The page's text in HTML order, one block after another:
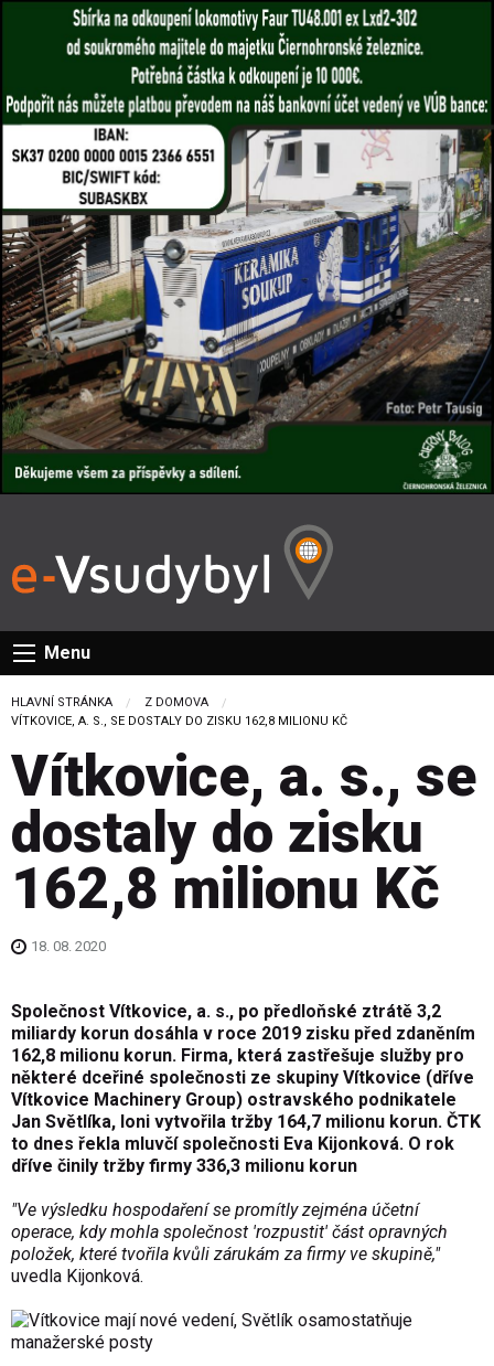
Menu
HLAVNÍ STRÁNKA
Z DOMOVA
CURRENT:
VÍTKOVICE, A. S., SE DOSTALY DO ZISKU 162,8 MILIONU KČ
Vítkovice, a. s., se
dostaly do zisku
162,8 milionu Kč
18. 08. 2020
Společnost Vítkovice, a. s., po předloňské ztrátě 3,2
miliardy korun dosáhla v roce 2019 zisku před zdaněním
162,8 milionu korun. Firma, která zastřešuje služby pro
některé dceřiné společnosti ze skupiny Vítkovice (dříve
Vítkovice Machinery Group) ostravského podnikatele
Jan Světlíka, loni vytvořila tržby 164,7 milionu korun. ČTK
to dnes řekla mluvčí společnosti Eva Kijonková. O rok
dříve činily tržby firmy 336,3 milionu korun
"Ve výsledku hospodaření se promítly zejména účetní
operace, kdy mohla společnost 'rozpustit' část opravných
položek, které tvořila kvůli zárukám za firmy ve skupině,"
uvedla Kijonková.